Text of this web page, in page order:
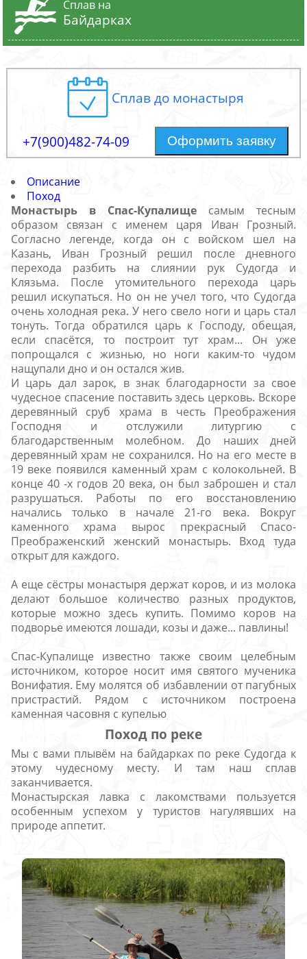
Сплав на
Байдарках
Сплав до монастыря
+7(900)482-74-09 Оформить заявку
Описание
Поход
Монастырь в Спас-Купалище самым тесным
образом связан с именем царя Иван Грозный.
Согласно легенде, когда он с войском шел на
Казань, Иван Грозный решил после дневного
перехода разбить на слиянии рук Судогда и
Клязьма. После утомительного перехода царь
решил искупаться. Но он не учел того, что Судогда
очень холодная река. У него свело ноги и царь стал
тонуть.Тогда обратился царь к Господу, обещая,
если спасётся, то построит тут храм... Он уже
попрощался с жизнью, но ноги каким-то чудом
нащупали дно и он остался жив.
И царь дал зарок, в знак благодарности за свое
чудесное спасение поставить здесь церковь. Вскоре
деревянный сруб храма в честь Преображения
Господня и отслужили литургию с
благодарственным молебном. До наших дней
деревянный храм не сохранился. Но на его месте в
19 веке появился каменный храм с колокольней. В
конце 40 -х годов 20 века, он был заброшен и стал
разрушаться. Работы по его восстановлению
начались только в начале 21-го века. Вокруг
каменного храма вырос прекрасный Спасо-
Преображенский женский монастырь. Вход туда
открыт для каждого.
А еще сёстры монастыря держат коров, и из молока
делают большое количество разных продуктов,
которые можно здесь купить. Помимо коров на
подворье имеются лошади, козы и даже... павлины!
Спас-Купалище известно также своим целебным
источником, которое носит имя святого мученика
Вонифатия. Ему молятся об избавлении от пагубных
пристрастий. Рядом с источником построена
каменная часовня с купелью
Поход по реке
Мы с вами плывём на байдарках по реке Судогда к
этому чудесному месту. И там наш сплав
заканчивается.
Монастырская лавка с лакомствами пользуется
особенным успехом у туристов нагулявших на
природе аппетит.